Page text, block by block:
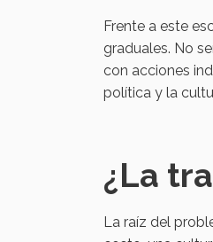
Frente a este
graduales. No
con acciones
política y la
¿La
La raíz del